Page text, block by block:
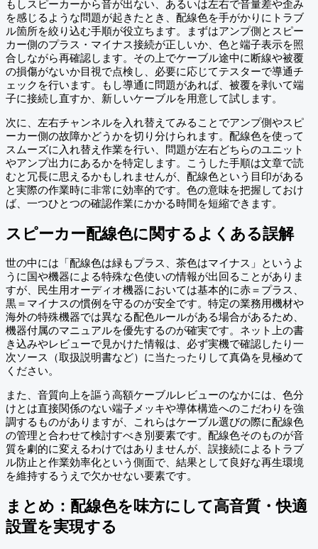
もしスピーカーから音が出ない、あるいは左右で音量差や歪み
を感じるような問題が起きたとき、配線色を手がかりにトラブ
ル箇所を絞り込む手順が役立ちます。まずはアンプ側とスピー
カー側のプラス・マイナス接続が正しいか、色と端子表示を照
合しながら再確認します。その上でケーブル途中に断線や被覆
の損傷がないか目視で点検し、必要に応じてテスターで導通チ
ェックを行います。もし導通に問題があれば、被覆を剥いて端
子に接続し直すか、新しいケーブルを用意して試します。
次に、左右チャンネルを入れ替えてみることでアンプ側やスピ
ーカー側の故障かどうかを切り分けられます。配線色を使って
スムーズに入れ替え作業を行い、問題が左右どちらのユニット
やアンプ出力にあるかを特定します。こうした手順は文章で読
むと冗長に思えるかもしれませんが、配線色という目印がある
と実際の作業時に非常に効率的です。色の意味を把握しておけ
ば、一つひとつの確認作業にかかる時間を短縮できます。
スピーカー配線色に関するよくある誤解
世の中には「配線色は緑もプラス、茶色はマイナス」というよ
うに国や機器による特殊な色使いの情報が出回ることがありま
すが、民生用オーディオ機器においては基本的に赤＝プラス、
黒＝マイナスの慣例を守るのが安全です。特定の業務用機材や
海外の特殊機器では異なる配色ルールがある場合があるため、
機器付属のマニュアルを優先するのが確実です。ネット上の書
き込みやレビューで見かけた情報は、必ず実機で確認したり一
次ソース（取扱説明書など）に当たったりして真偽を見極めて
ください。
また、音質向上を謳う高額ケーブルレビューのなかには、色分
けとは直接関係のない端子メッキや導体構造へのこだわりを強
調するものがありますが、これらはケーブル選びの際に配線色
の管理と合わせて検討すべき別要素です。配線色そのものが音
質を劇的に変えるわけではありませんが、誤接続によるトラブ
ル防止と作業効率化という側面で、結果として良好な再生環境
を維持するうえで欠かせない要素です。
まとめ：配線色を味方にして高音質・快適
設置を実現する